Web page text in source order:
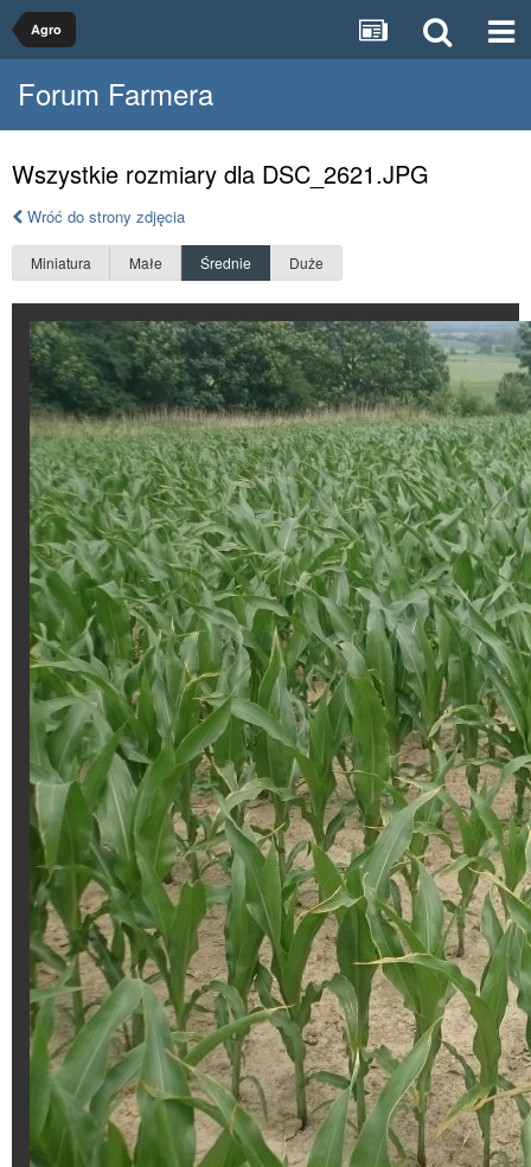
Agro
Forum Farmera
Wszystkie rozmiary dla DSC_2621.JPG
Wróć do strony zdjęcia
Miniatura Małe Średnie Duże